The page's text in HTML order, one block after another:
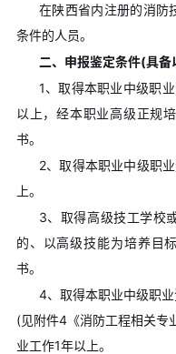
在陕西省内注册的消防
条件的人员。
二、申报鉴定条件(具
1、取得本职业中级职
以上，经本职业高级正规
书。
2、取得本职业中级职
上。
3、取得高级技工学校
的、以高级技能为培养目
书。
4、取得本职业中级职
(见附件4《消防工程相关专
业工作1年以上。